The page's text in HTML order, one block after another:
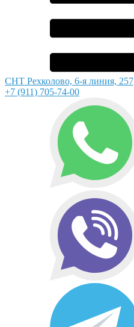
СНТ Рехколово, 6-я линия, 257
+7 (911) 705-74-00